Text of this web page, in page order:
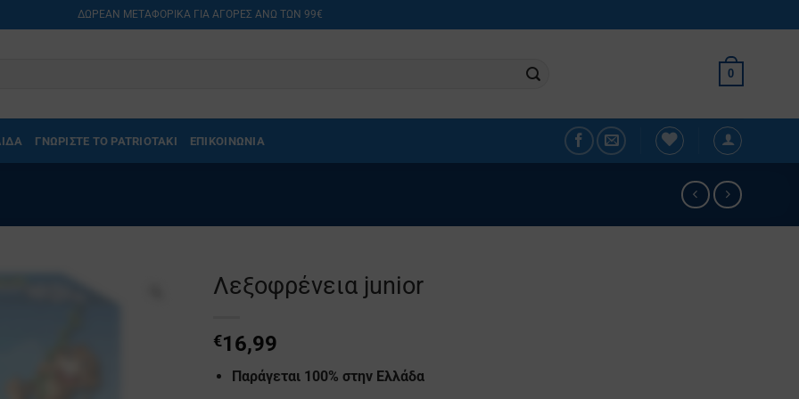
ΔΩΡΕΑΝ ΜΕΤΑΦΟΡΙΚΑ ΓΙΑ ΑΓΟΡΕΣ ΑΝΩ ΤΩΝ 99€
0
ΓΝΩΡΙΣΤΕ ΤΟ PATRIOTAKI ΕΠΙΚΟΙΝΩΝΙΑ
Λεξοφρένεια junior
€16,99
Παράγεται 100% στην Ελλάδα